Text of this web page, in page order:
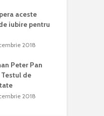
aceste
iubire pentru
2018
Peter Pan
Testul de
2018